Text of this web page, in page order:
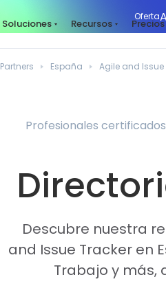
Oferta
Soluciones Recursos Precios
Partners España Agile and Issue
Profesionales
Descubre nuestra
and Issue Tracker en
Trabajo y más,